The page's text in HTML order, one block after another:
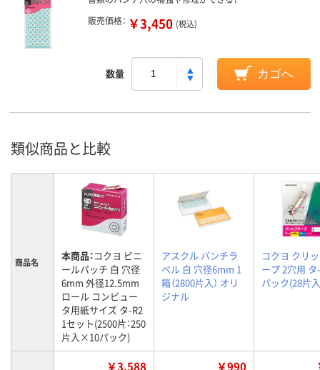
販売価格： ￥3,450 (税込)
数量 カゴへ
類似商品と比較
商品名 本商品：コクヨ ビニ
ールパッチ 白 穴径
6mm 外径12.5mm
ロール コンピュー
タ用紙サイズ タ-R2
1セット(2500片：250
片入×10パック)
アスクル パンチラ
ベル 白 穴径6mm 1
箱（2800片入） オリ
ジナル
コクヨ クリ
ープ 2穴用 タ
パック(28片
￥3,588 ￥990